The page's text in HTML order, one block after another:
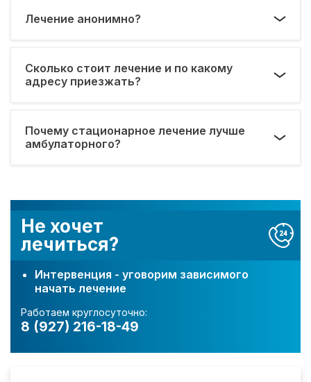
Не хочет
лечиться?
Интервенция - уговорим зависимого
начать лечение
Работаем круглосуточно:
8 (927) 216-18-49
Лечение анонимно?
Сколько стоит лечение и по какому
адресу приезжать?
Почему стационарное лечение лучше
амбулаторного?